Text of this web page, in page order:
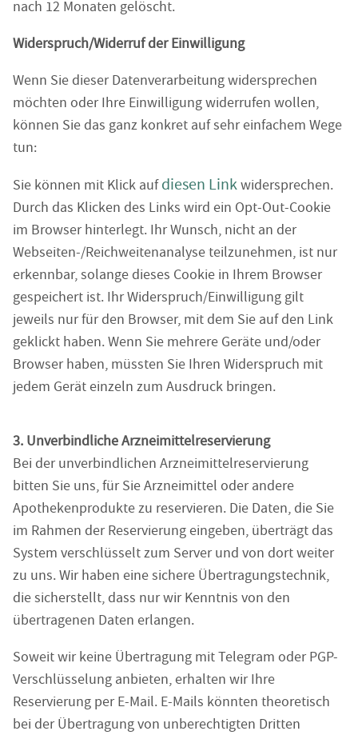
nach 12 Monaten gelöscht.
Widerspruch/Widerruf der Einwilligung
Wenn Sie dieser Datenverarbeitung widersprechen
möchten oder Ihre Einwilligung widerrufen wollen,
können Sie das ganz konkret auf sehr einfachem Wege
tun:
Sie können mit Klick aufdiesen Linkwidersprechen.
Durch das Klicken des Links wird ein Opt-Out-Cookie
im Browser hinterlegt. Ihr Wunsch, nicht an der
Webseiten-/Reichweitenanalyse teilzunehmen, ist nur
erkennbar, solange dieses Cookie in Ihrem Browser
gespeichert ist. Ihr Widerspruch/Einwilligung gilt
jeweils nur für den Browser, mit dem Sie auf den Link
geklickt haben. Wenn Sie mehrere Geräte und/oder
Browser haben, müssten Sie Ihren Widerspruch mit
jedem Gerät einzeln zum Ausdruck bringen.
3. Unverbindliche Arzneimittelreservierung
Bei der unverbindlichen Arzneimittelreservierung
bitten Sie uns, für Sie Arzneimittel oder andere
Apothekenprodukte zu reservieren. Die Daten, die Sie
im Rahmen der Reservierung eingeben, überträgt das
System verschlüsselt zum Server und von dort weiter
zu uns. Wir haben eine sichere Übertragungstechnik,
die sicherstellt, dass nur wir Kenntnis von den
übertragenen Daten erlangen.
Soweit wir keine Übertragung mit Telegram oder PGP-
Verschlüsselung anbieten, erhalten wir Ihre
Reservierung per E-Mail. E-Mails könnten theoretisch
bei der Übertragung von unberechtigten Dritten